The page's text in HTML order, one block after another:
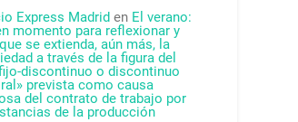
Express Madrid en El verano:
momento para reflexionar y
se extienda, aún más, la
a través de la figura del
discontinuo o discontinuo
prevista como causa
del contrato de trabajo por
de la producción